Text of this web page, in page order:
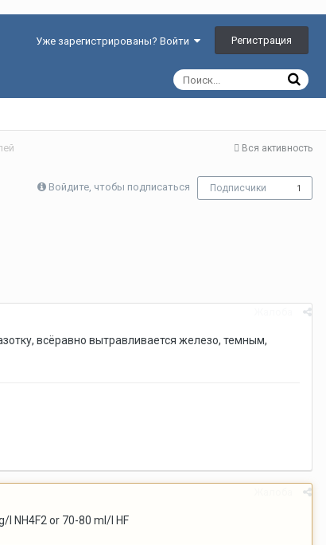
Уже зарегистрированы? Войти Регистрация
Вся активность
Войдите, чтобы подписаться Подписчики 1
всёравно вытравливается железо, темным,
l NH4F2 or 70-80 ml/l HF